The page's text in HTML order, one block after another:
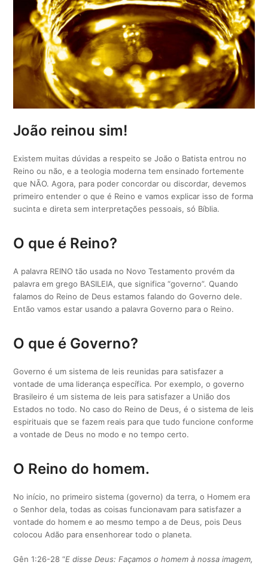
João reinou sim!
Existem muitas dúvidas a respeito se João o Batista entrou no
Reino ou não, e a teologia moderna tem ensinado fortemente
que NÃO. Agora, para poder concordar ou discordar, devemos
primeiro entender o que é Reino e vamos explicar isso de forma
sucinta e direta sem interpretações pessoais, só Bíblia.
O que é Reino?
A palavra REINO tão usada no Novo Testamento provém da
palavra em grego BASILEIA, que significa “governo”. Quando
falamos do Reino de Deus estamos falando do Governo dele.
Então vamos estar usando a palavra Governo para o Reino.
O que é Governo?
Governo é um sistema de leis reunidas para satisfazer a
vontade de uma liderança específica. Por exemplo, o governo
Brasileiro é um sistema de leis para satisfazer a União dos
Estados no todo. No caso do Reino de Deus, é o sistema de leis
espirituais que se fazem reais para que tudo funcione conforme
a vontade de Deus no modo e no tempo certo.
O Reino do homem.
No início, no primeiro sistema (governo) da terra, o Homem era
o Senhor dela, todas as coisas funcionavam para satisfazer a
vontade do homem e ao mesmo tempo a de Deus, pois Deus
colocou Adão para ensenhorear todo o planeta.
Gên 1:26-28 “E disse Deus: Façamos o homem à nossa imagem,